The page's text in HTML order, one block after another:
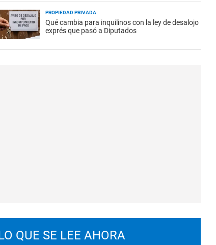
PROPIEDAD PRIVADA
Qué cambia para inquilinos con la ley de desalojo
exprés que pasó a Diputados
QUE SE LEE AHORA